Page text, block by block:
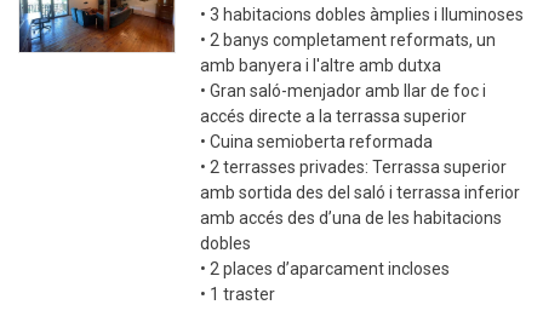
• 3 habitacions dobles àmplies i lluminoses
• 2 banys completament reformats, un
amb banyera i l'altre amb dutxa
• Gran saló-menjador amb llar de foc i
accés directe a la terrassa superior
• Cuina semioberta reformada
• 2 terrasses privades: Terrassa superior
amb sortida des del saló i terrassa inferior
amb accés des d’una de les habitacions
dobles
• 2 places d’aparcament incloses
• 1 traster